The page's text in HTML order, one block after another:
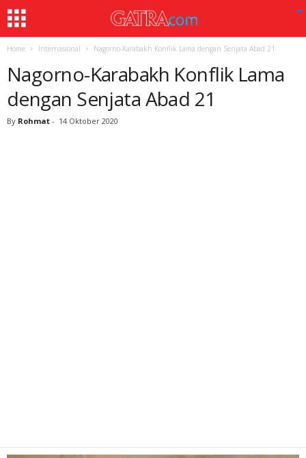
Home Internasional Nagorno-Karabakh Konflik Lama dengan Senjata Abad 21
Nagorno-Karabakh Konflik Lama
dengan Senjata Abad 21
By Rohmat - 14 Oktober 2020